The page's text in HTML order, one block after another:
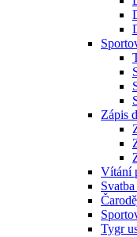
Zápis
Vítání
Tygr